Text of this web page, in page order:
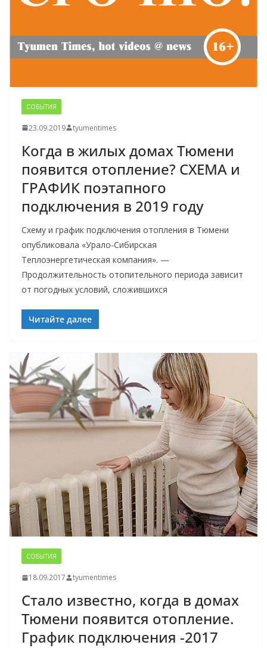
СОБЫТИЯ
23.09.2019 tyumentimes
Когда в жилых домах Тюмени
появится отопление? СХЕМА и
ГРАФИК поэтапного
подключения в 2019 году
Схему и график подключения отопления в Тюмени
опубликовала «Урало-Сибирская
Теплоэнергетическая компания». —
Продолжительность отопительного периода зависит
от погодных условий, сложившихся
Читайте далее
СОБЫТИЯ
18.09.2017 tyumentimes
Стало известно, когда в домах
Тюмени появится отопление.
График подключения -2017